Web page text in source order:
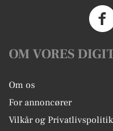
OM VORES
Om os
For annoncører
Vilkår og Privatlivspolitik